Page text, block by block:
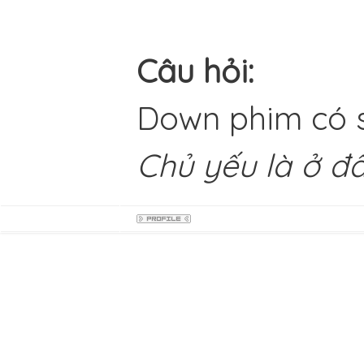
Câu hỏi:
Down phim có
Chủ yếu là ở